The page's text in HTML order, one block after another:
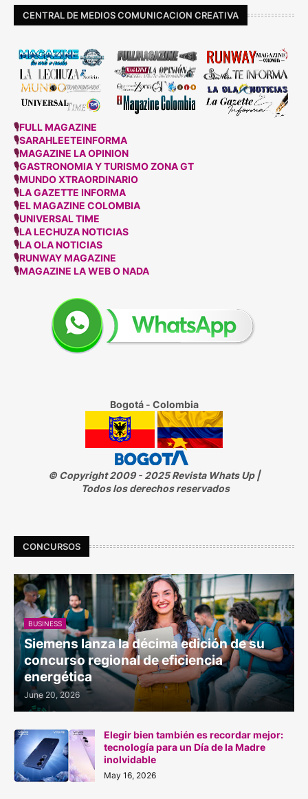
CENTRAL DE MEDIOS COMUNICACION CREATIVA
🎙FULL MAGAZINE
🎙SARAHLEETEINFORMA
🎙MAGAZINE LA OPINION
🎙GASTRONOMIA Y TURISMO ZONA GT
🎙MUNDO XTRAORDINARIO
🎙LA GAZETTE INFORMA
🎙EL MAGAZINE COLOMBIA
🎙UNIVERSAL TIME
🎙LA LECHUZA NOTICIAS
🎙LA OLA NOTICIAS
🎙RUNWAY MAGAZINE
🎙MAGAZINE LA WEB O NADA
Bogotá - Colombia
© Copyright 2009 - 2025 Revista Whats Up |
Todos los derechos reservados
CONCURSOS
BUSINESS
Siemens lanza la décima edición de su
concurso regional de eficiencia
energética
June 20, 2026
Elegir bien también es recordar mejor:
tecnología para un Día de la Madre
inolvidable
May 16, 2026